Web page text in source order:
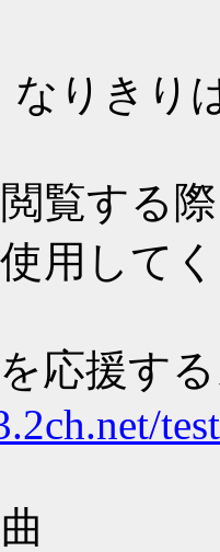
なりきり
覧する
用して
応援する